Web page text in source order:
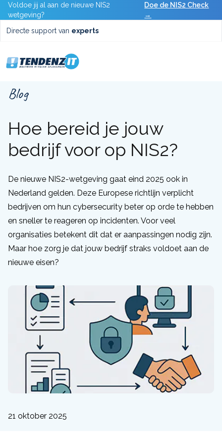
Voldoe jij al aan de nieuwe NIS2
wetgeving?
Doe de NIS2 Check
→
Directe support van experts
Blog
Hoe bereid je jouw
bedrijf voor op NIS2?
De nieuwe NIS2-wetgeving gaat eind 2025 ook in
Nederland gelden. Deze Europese richtlijn verplicht
bedrijven om hun cybersecurity beter op orde te hebben
en sneller te reageren op incidenten. Voor veel
organisaties betekent dit dat er aanpassingen nodig zijn.
Maar hoe zorg je dat jouw bedrijf straks voldoet aan de
nieuwe eisen?
21 oktober 2025